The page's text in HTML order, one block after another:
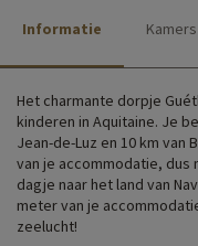
Informatie Kamers
Het charmante dorpje
kinderen in Aquitaine. Je
Jean-de-Luz en 10 km van
van je accommodatie, dus
dagje naar het land van
meter van je
zeelucht!